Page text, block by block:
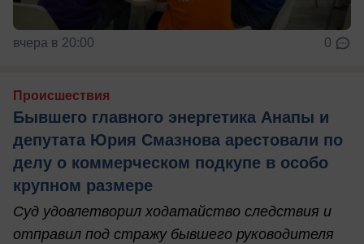
вчера в 20:00 0
Происшествия
Бывшего главного энергетика Анапы и
депутата Юрия Смазнова арестовали по
делу о коммерческом подкупе в особо
крупном размере
Суд удовлетворил ходатайство следствия и
отправил под стражу бывшего руководителя